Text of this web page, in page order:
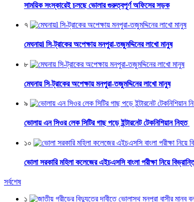
সাময়িক সংস্কারেই চলছে ভোলার গুরুত্বপূর্ণ অফিসের সড়ক
৭
মেঘনায়l সি-ট্রাকের অপেক্ষায় মনপুরা-তজুমদ্দিনের লাখো মানুষ
৮
মেঘনায় সি-ট্রাকের অপেক্ষায় মনপুরা-তজুমদ্দিনের লাখো মানুষ
৯
ভোলায় এন সিওর লেক সিটির গাছ পড়ে ইন্টারনেট টেকনিশিয়ান নিহত
১০
ভোলা সরকারি মহিলা কলেজের এইচএসসি বাংলা পরীক্ষা নিয়ে
সর্বশেষ
১